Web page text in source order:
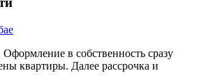
в собственность сразу
квартиры. Далее рассрочка и